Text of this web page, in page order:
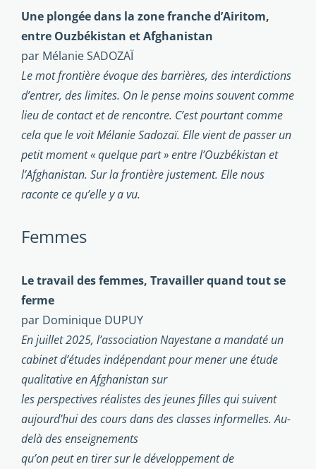
Une plongée dans la zone franche d’Airitom,
entre Ouzbékistan et Afghanistan
par Mélanie SADOZAÏ
Le mot frontière évoque des barrières, des interdictions
d’entrer, des limites. On le pense moins souvent comme
lieu de contact et de rencontre. C’est pourtant comme
cela que le voit Mélanie Sadozaï. Elle vient de passer un
petit moment « quelque part » entre l’Ouzbékistan et
l’Afghanistan. Sur la frontière justement. Elle nous
raconte ce qu’elle y a vu.
Femmes
Le travail des femmes, Travailler quand tout se
ferme
par Dominique DUPUY
En juillet 2025, l’association Nayestane a mandaté un
cabinet d’études indépendant pour mener une étude
qualitative en Afghanistan sur
les perspectives réalistes des jeunes filles qui suivent
aujourd’hui des cours dans des classes informelles. Au-
delà des enseignements
qu’on peut en tirer sur le développement de